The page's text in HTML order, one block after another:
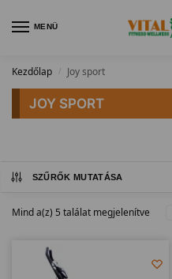
MENÜ
Kezdőlap / Joy sport
JOY SPORT
SZŰRŐK MUTATÁSA
Mind a(z) 5 találat megjelenítve